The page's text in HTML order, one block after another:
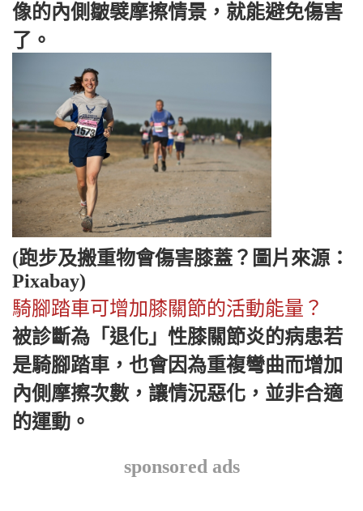
像的內側皺襞摩擦情景，就能避免傷害
了。
(跑步及搬重物會傷害膝蓋？圖片來源：
Pixabay)
騎腳踏車可增加膝關節的活動能量？
被診斷為「退化」性膝關節炎的病患若
是騎腳踏車，也會因為重複彎曲而增加
內側摩擦次數，讓情況惡化，並非合適
的運動。
sponsored ads